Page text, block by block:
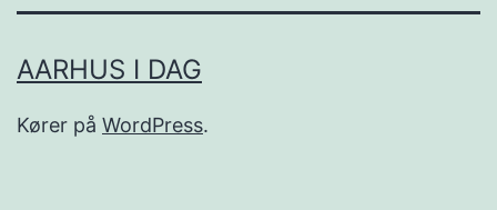
AARHUS I DAG
Kører på WordPress.